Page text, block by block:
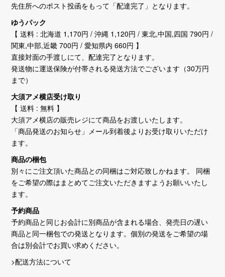
先住所へのポスト投函をもって「配達完了」となります。
ゆうパック
【 送料 : 北海道 1,170円 / 沖縄 1,120円 / 東北,中国,四国 790円 /
関東,中部,近畿 700円 / 愛知県内 660円 】
直接対面の手渡しにて、配達完了となります。
発送物に運送保険が付帯される発送方法でございます（30万円
まで）
大須アメ横店受け取り
【 送料 : 無料 】
大須アメ横店の販売レジにて商品をお渡しいたします。
「商品発送のお知らせ」メール到着後よりお受け取りいただけ
ます。
商品の梱包
別々にご注文頂いた商品との同梱はご対応致しかねます。 同梱
をご希望の際はまとめてご注文いただきますようお願いいたし
ます。
予約商品
予約商品と同じお会計に別商品が含まれる場合、発売日の遅い
商品と同一梱包での発送となります。個別の発送をご希望の場
合は別会計でお買い求めください。
>配送方法について